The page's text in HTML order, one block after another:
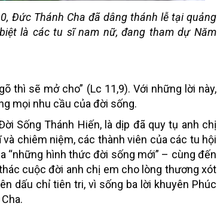
Đức Thánh Cha đã dâng thánh lễ tại quảng
là các tu sĩ nam nữ, đang tham dự Năm
thì sẽ mở cho” (Lc 11,9). Với những lời này,
mọi nhu cầu của đời sống.
Sống Thánh Hiến, là dịp đã quy tụ anh chị
chiêm niệm, các thành viên của các tu hội
“những hình thức đời sống mới” – cùng đến
cuộc đời anh chị em cho lòng thương xót
dấu chỉ tiên tri, vì sống ba lời khuyên Phúc